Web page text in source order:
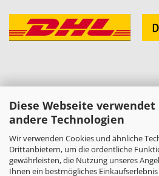
Diese Webseite verwendet
andere Technologien
Wir verwenden Cookies und ähnliche
Drittanbietern, um die ordentliche
gewährleisten, die Nutzung unseres
Ihnen ein bestmögliches
KONTAKT
» Melzer Modellbau
Daniel Melzer
Alte Halberstädter Straße 22
38889 Blankenburg (Harz)
» Telefon: 03944-3665950